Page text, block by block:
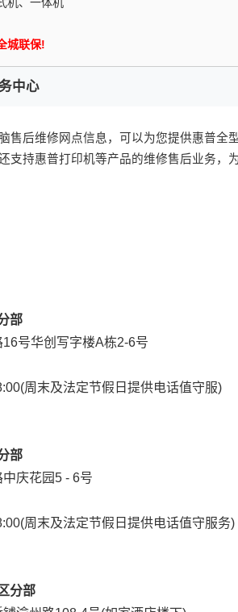
城联保!
中心
售后维修网点信息，可以为您提供惠普全
支持惠普打印机等产品的维修售后业务，
部
号华创写字楼A栋2-6号
周末及法定节假日提供电话值守服)
部
庆花园5 - 6号
周末及法定节假日提供电话值守服务)
分部